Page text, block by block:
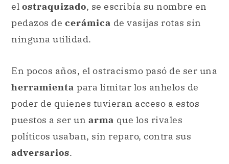
el ostraquizado, se escribía su nombre en
pedazos de cerámica de vasijas rotas sin
ninguna utilidad.
En pocos años, el ostracismo pasó de ser una
herramienta para limitar los anhelos de
poder de quienes tuvieran acceso a estos
puestos a ser un arma que los rivales
políticos usaban, sin reparo, contra sus
adversarios.